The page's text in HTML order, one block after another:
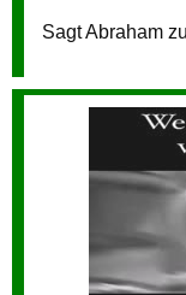
Sagt Abraham